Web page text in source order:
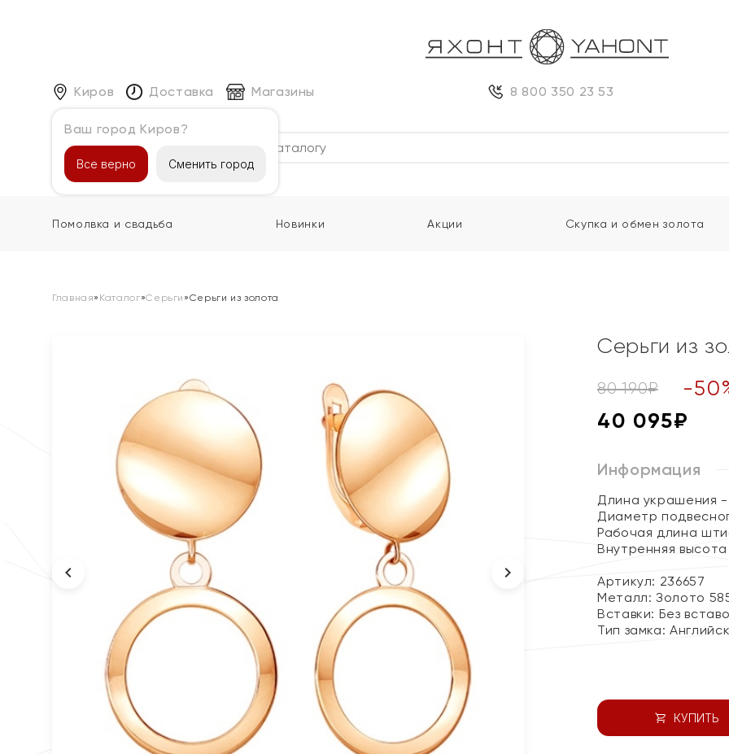
Киров
Ваш город Киров?
Все верно Сменить город
Доставка Магазины 8 800 350 23 53
Каталог
Помолвка и свадьба Новинки Акции Скупка и обмен золота
Главная» Каталог»Серьги »Серьги из золота
Серьги из
80 190₽ -50
40 095₽
Информация
Длина украшения
Диаметр
Рабочая длина
Внутренняя
Артикул: 236657
Металл:Золото
Вставки: Без
Тип замка:
КУПИТЬ